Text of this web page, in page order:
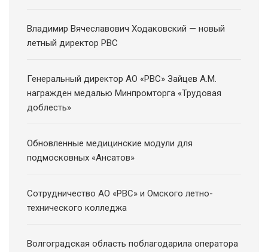
Владимир Вячеславович Ходаковский — новый
летный директор РВС
Генеральный директор АО «РВС» Зайцев А.М.
награжден медалью Минпромторга «Трудовая
доблесть»
Обновленные медицинские модули для
подмосковных «Ансатов»
Сотрудничество АО «РВС» и Омского летно-
технического колледжа
Волгоградская область поблагодарила оператора